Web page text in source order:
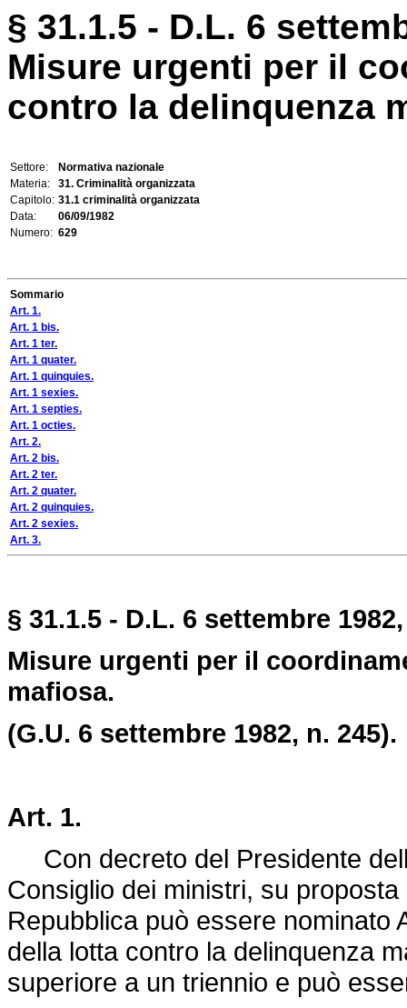
§ 31.1.5 - D.L. 6
Misure urgenti per il
contro la delinquenza
Settore:
Normativa nazionale
Materia:
31. Criminalità organizzata
Capitolo: 31.1 criminalità organizzata
Data:
06/09/1982
Numero: 629
Sommario
Art. 1.
Art. 1 bis.
Art. 1 ter.
Art. 1 quater.
Art. 1 quinquies.
Art. 1 sexies.
Art. 1 septies.
Art. 1 octies.
Art. 2.
Art. 2 bis.
Art. 2 ter.
Art. 2 quater.
Art. 2 quinquies.
Art. 2 sexies.
Art. 3.
§ 31.1.5 - D.L. 6 settembre
Misure urgenti per il
mafiosa.
(G.U. 6 settembre 1982, n. 245).
Art. 1.
Con decreto del Presidente
Consiglio dei ministri, su
Repubblica può essere nominato
della lotta contro la delinquenza
superiore a un triennio e può